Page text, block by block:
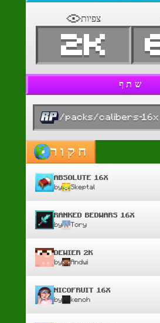
צפיות
2K
שתף
/packs/calibers-16x
חקור
ABSOLUTE 16X
by Skeptal
RANKED BEDWARS 16X
by Tory
DEWIER 2K
by Andwi
NICOFRUIT 16X
by kenoh